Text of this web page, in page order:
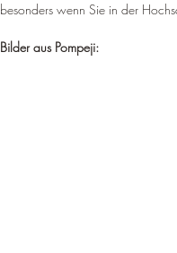
besonders wenn Sie in der
Bilder aus Pompeji: